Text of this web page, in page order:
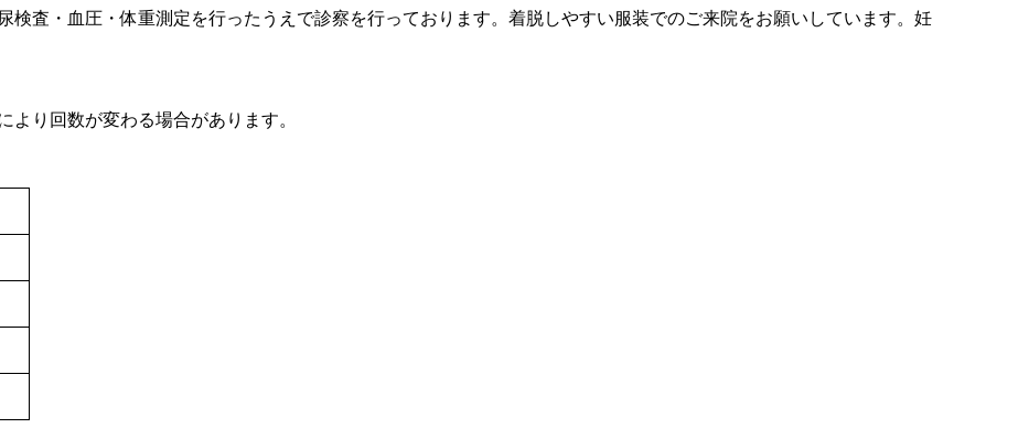
検査・血圧・体重測定を行ったうえで診察を行っております。着脱しやすい服装でのご来院をお願いしています。妊
り回数が変わる場合があります。